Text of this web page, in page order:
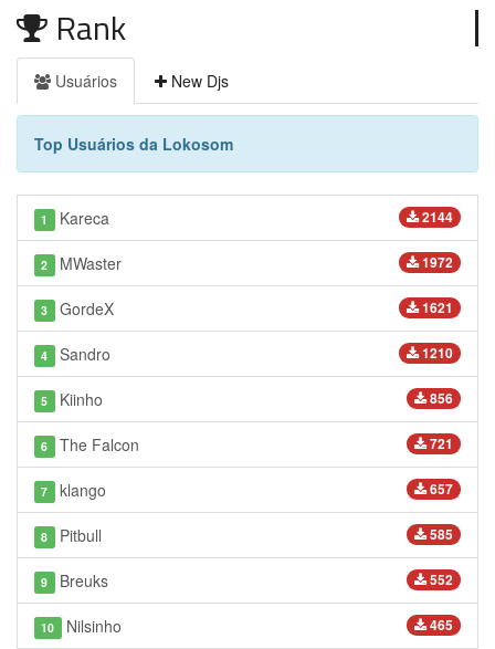
Rank
Usuários New Djs
Top Usuários da Lokosom
2144
1 Kareca
1972
2 MWaster
1621
3 GordeX
1210
4 Sandro
856
5 Kiinho
721
6 The Falcon
657
7 klango
585
8 Pitbull
552
9 Breuks
465
10 Nilsinho